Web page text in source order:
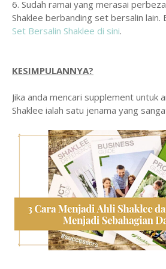
6. Sudah ramai yang merasai
Shaklee berbanding set bersalin lain.
Set Bersalin Shaklee di sini.
KESIMPULANNYA?
Jika anda mencari supplement untuk
Shaklee ialah satu jenama yang